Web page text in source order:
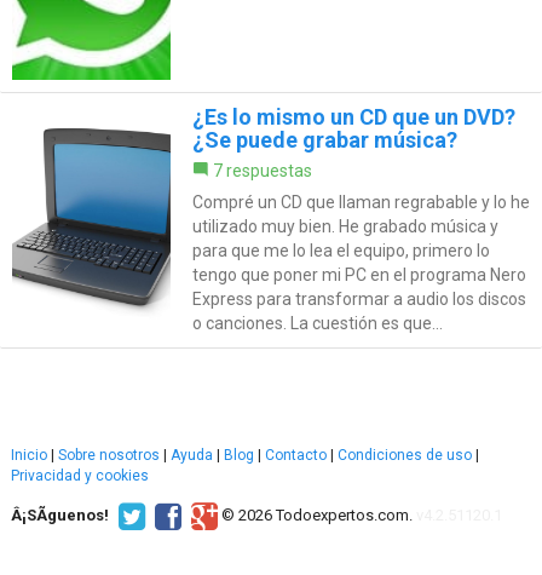
¿Es lo mismo un CD que un DVD?
¿Se puede grabar música?
7 respuestas
Compré un CD que llaman regrabable y lo he
utilizado muy bien. He grabado música y
para que me lo lea el equipo, primero lo
tengo que poner mi PC en el programa Nero
Express para transformar a audio los discos
o canciones. La cuestión es que...
Inicio | Sobre nosotros | Ayuda | Blog | Contacto | Condiciones de uso |
Privacidad y cookies
Â¡SÃ­guenos! © 2026 Todoexpertos.com.